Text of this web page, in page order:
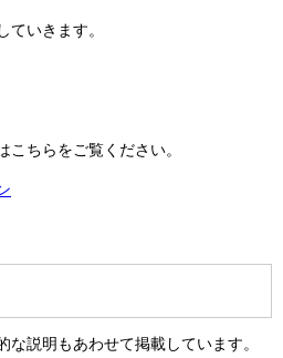
ていきます。
ちらをご覧ください。
説明もあわせて掲載しています。